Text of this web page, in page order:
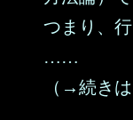
つまり、
……
（→続き